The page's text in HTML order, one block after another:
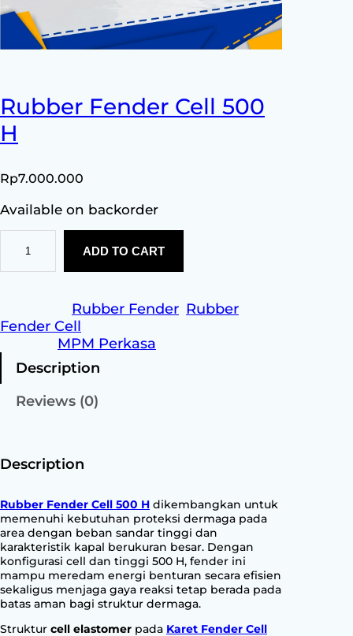
Rubber Fender Cell 500
H
Rp7.000.000
Available on backorder
b
r
e
l
5
0
0
H
q
u
ADD TO CART
Rubber Fender Rubber
Fender Cell
MPM Perkasa
Description
Reviews (0)
Description
Rubber Fender Cell 500 H dikembangkan untuk
memenuhi kebutuhan proteksi dermaga pada
area dengan beban sandar tinggi dan
karakteristik kapal berukuran besar. Dengan
konfigurasi cell dan tinggi 500 H, fender ini
mampu meredam energi benturan secara efisien
sekaligus menjaga gaya reaksi tetap berada pada
batas aman bagi struktur dermaga.
Struktur cell elastomer pada Karet Fender Cell